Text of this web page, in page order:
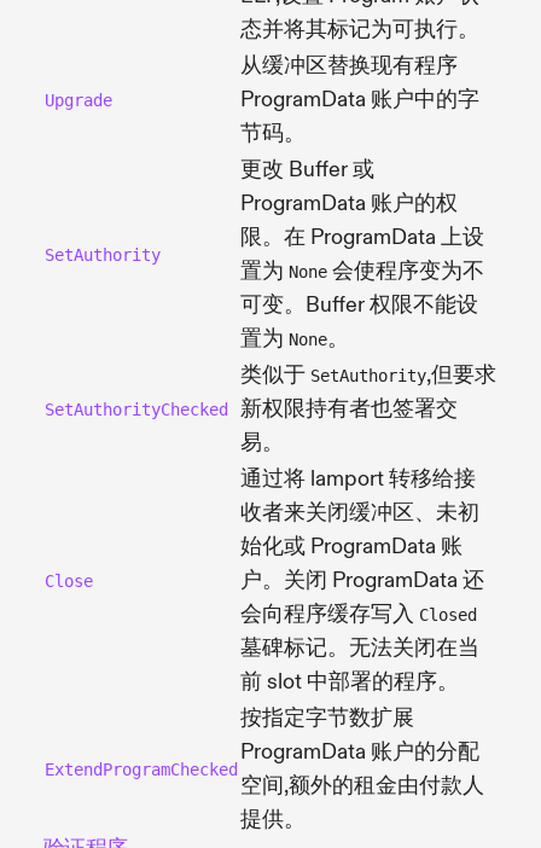
态并将其标记为可执行。
Upgrade
从缓冲区替换现有程序
ProgramData 账户中的字
节码。
SetAuthority
更改 Buffer 或
ProgramData 账户的权
限。在 ProgramData 上设
置为 None 会使程序变为不
可变。Buffer 权限不能设
置为 None。
SetAuthorityChecked
类似于 SetAuthority,但要求
新权限持有者也签署交
易。
Close
通过将 lamport 转移给接
收者来关闭缓冲区、未初
始化或 ProgramData 账
户。关闭 ProgramData 还
会向程序缓存写入 Closed
墓碑标记。无法关闭在当
前 slot 中部署的程序。
ExtendProgramChecked
按指定字节数扩展
ProgramData 账户的分配
空间,额外的租金由付款人
提供。